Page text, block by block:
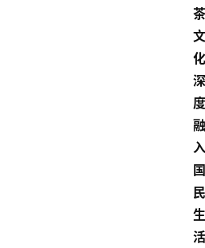
茶
文
化
深
度
融
入
国
民
生
活